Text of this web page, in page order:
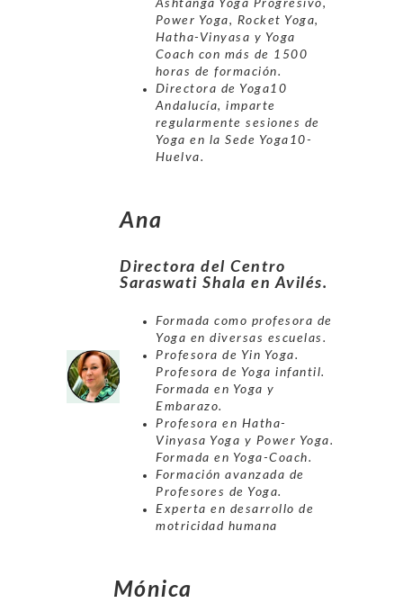
Ashtanga Yoga Progresivo,
Power Yoga, Rocket Yoga,
Hatha-Vinyasa y Yoga
Coach con más de 1500
horas de formación.
Directora de Yoga10
Andalucía, imparte
regularmente sesiones de
Yoga en la Sede Yoga10-
Huelva.
Ana
Directora del Centro
Saraswati Shala en Avilés.
Formada como profesora de
Yoga en diversas escuelas.
Profesora de Yin Yoga.
Profesora de Yoga infantil.
Formada en Yoga y
Embarazo.
Profesora en Hatha-
Vinyasa Yoga y Power Yoga.
Formada en Yoga-Coach.
Formación avanzada de
Profesores de Yoga.
Experta en desarrollo de
motricidad humana
Mónica